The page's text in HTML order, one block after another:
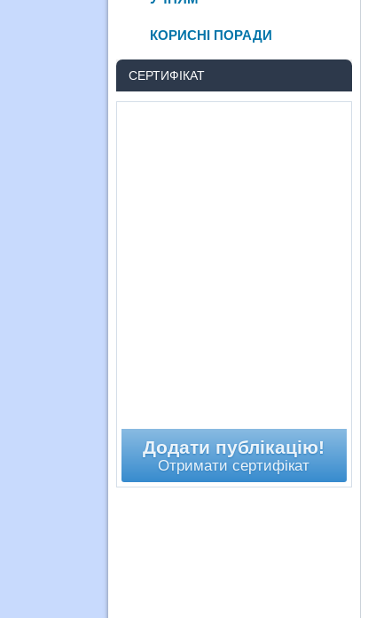
КОРИСНІ ПОРАДИ
СЕРТИФІКАТ
Додати публікацію!
Отримати сертифікат